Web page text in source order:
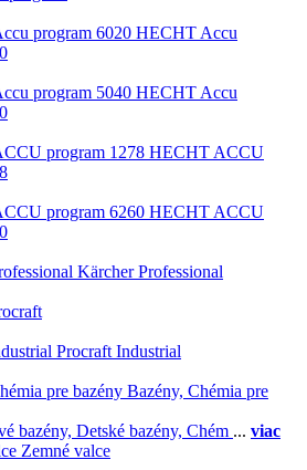
HECHT Accu
HECHT Accu
HECHT ACCU
HECHT ACCU
Kärcher Professional
Procraft Industrial
Bazény, Chémia pre
bazény, Detské bazény, Chém ... viac
Zemné valce